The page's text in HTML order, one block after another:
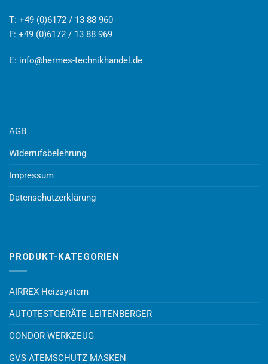
T: +49 (0)6172 / 13 88 960
F: +49 (0)6172 / 13 88 969
E: info@hermes-technikhandel.de
AGB
Widerrufsbelehrung
Impressum
Datenschutzerklärung
PRODUKT-KATEGORIEN
AIRREX Heizsystem
AUTOTESTGERÄTE LEITENBERGER
CONDOR WERKZEUG
GVS ATEMSCHUTZ MASKEN